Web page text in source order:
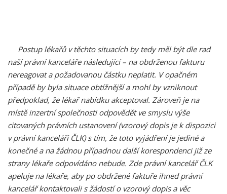
Postup lékařů v těchto situacích by tedy měl být dle rad
naší právní kanceláře následující – na obdrženou fakturu
nereagovat a požadovanou částku neplatit. V opačném
případě by byla situace obtížnější a mohl by vzniknout
předpoklad, že lékař nabídku akceptoval. Zároveň je na
místě inzertní společnosti odpovědět ve smyslu výše
citovaných právních ustanovení (vzorový dopis je k dispozici
v právní kanceláři ČLK) s tím, že toto vyjádření je jediné a
konečné a na žádnou případnou další korespondenci již ze
strany lékaře odpovídáno nebude. Zde právní kancelář ČLK
apeluje na lékaře, aby po obdržené faktuře ihned právní
kancelář kontaktovali s žádostí o vzorový dopis a věc